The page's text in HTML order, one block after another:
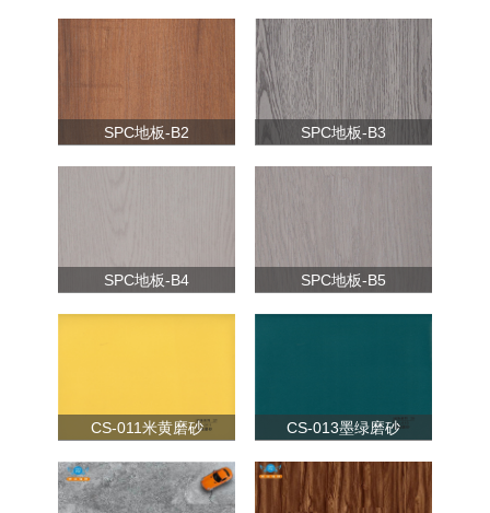
SPC地板-B2 SPC地板-B3
SPC地板-B4 SPC地板-B5
CS-011米黄磨砂 CS-013墨绿磨砂